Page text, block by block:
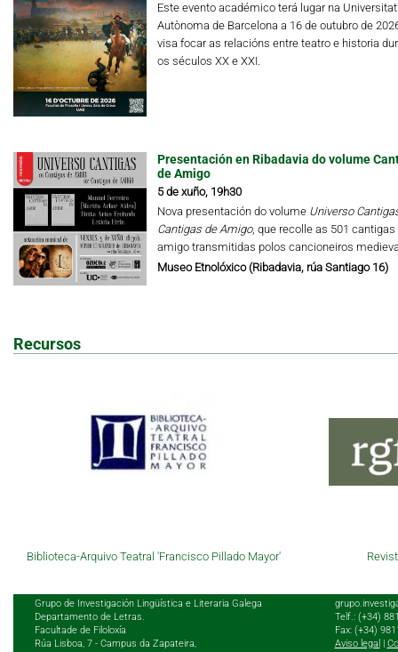
Este evento académico terá lugar na Universitat
Autònoma de Barcelona a 16 de outubro de
visa focar as relacións entre teatro e historia
os séculos XX e XXI.
Presentación en Ribadavia do volume
de Amigo
5 de xuño, 19h30
Nova presentación do volume Universo
Cantigas de Amigo, que recolle as 501 cantigas
amigo transmitidas polos cancioneiros
Museo Etnolóxico (Ribadavia, rúa Santiago 16)
Recursos
Biblioteca-Arquivo Teatral 'Francisco Pillado Mayor'
Grupo de Investigación Lingüística e Literaria Galega
Departamento de Letras.
Facultade de Filoloxía
Rúa Lisboa, 7 - Campus da Zapateira,
Telf.: (+34)
Fax: (+34)
Aviso legal |